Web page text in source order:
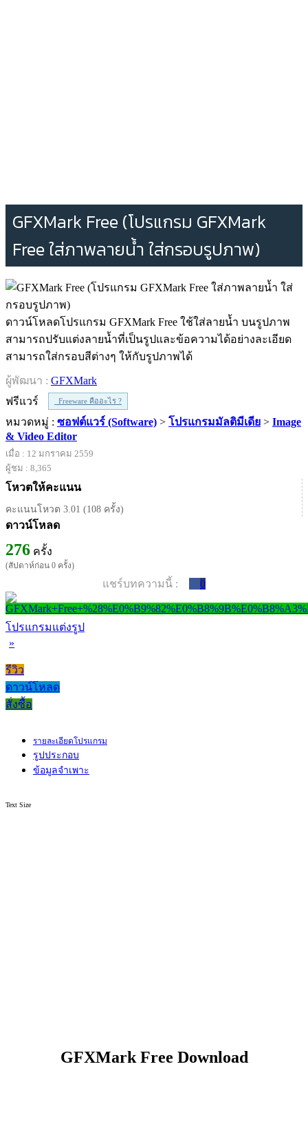
GFXMark Free (โปรแกรม GFXMark
Free ใส่ภาพลายน้ำ ใส่กรอบรูปภาพ)
ดาวน์โหลดโปรแกรม GFXMark Free ใช้ใส่ลายน้ำ บนรูปภาพ
สามารถปรับแต่งลายน้ำที่เป็นรูปและข้อความได้อย่างละเอียด
สามารถใส่กรอบสีต่างๆ ให้กับรูปภาพได้
ผู้พัฒนา : GFXMark
ฟรีแวร์
Freeware คืออะไร ?
หมวดหมู่ : ซอฟต์แวร์ (Software) > โปรแกรมมัลติมีเดีย > Image
& Video Editor
เมื่อ : 12 มกราคม 2559
ผู้ชม : 8,365
โหวตให้คะแนน
คะแนนโหวต 3.01 (108 ครั้ง)
ดาวน์โหลด
276 ครั้ง
(สัปดาห์ก่อน 0 ครั้ง)
แชร์บทความนี้ : 0
โปรแกรมแต่งรูป
»
รีวิว
ดาวน์โหลด
สั่งซื้อ
รายละเอียดโปรแกรม
รูปประกอบ
ข้อมูลจำเพาะ
Text Size
GFXMark Free Download